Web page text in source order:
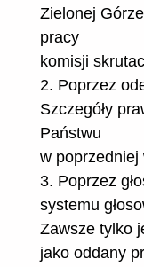
Zielonej
pracy
komisji
2. Poprzez
Szczegóły
Państwu
w poprzedniej
3. Poprzez
systemu
Zawsze tylko
jako oddany